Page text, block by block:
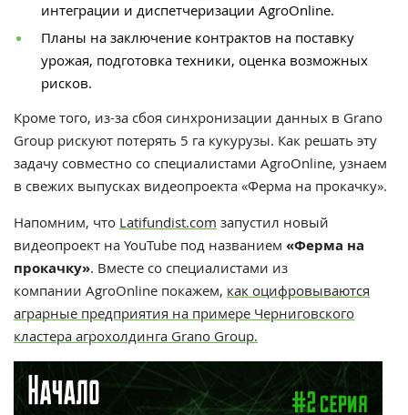
интеграции и диспетчеризации AgroOnline.
Планы на заключение контрактов на поставку
урожая, подготовка техники, оценка возможных
рисков.
Кроме того, из-за сбоя синхронизации данных в Grano
Group рискуют потерять 5 га кукурузы. Как решать эту
задачу совместно со специалистами AgroOnline, узнаем
в свежих выпусках видеопроекта «Ферма на прокачку».
Напомним, что Latifundist.com запустил новый
видеопроект на YouTube под названием «Ферма на
прокачку». Вместе со специалистами из
компании AgroOnline покажем, как оцифровываются
аграрные предприятия на примере Черниговского
кластера агрохолдинга Grano Group.